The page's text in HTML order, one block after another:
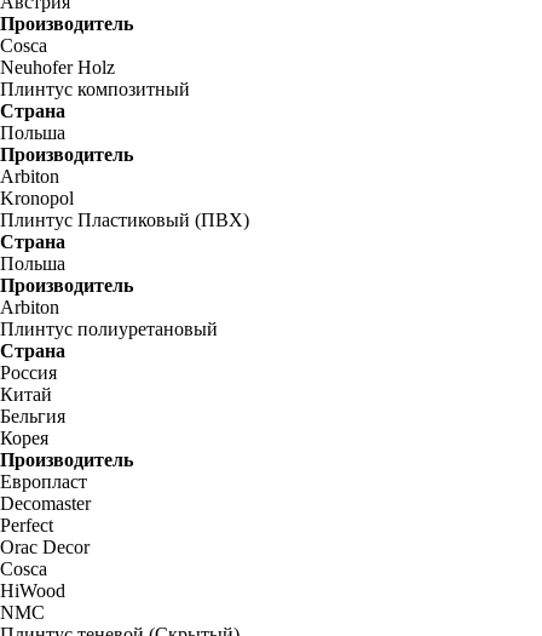
Производитель
Cosca
Neuhofer Holz
Плинтус композитный
Страна
Польша
Производитель
Arbiton
Kronopol
Плинтус Пластиковый (ПВХ)
Страна
Польша
Производитель
Arbiton
Плинтус полиуретановый
Страна
Россия
Китай
Бельгия
Корея
Производитель
Европласт
Decomaster
Perfect
Orac Decor
Cosca
HiWood
NMC